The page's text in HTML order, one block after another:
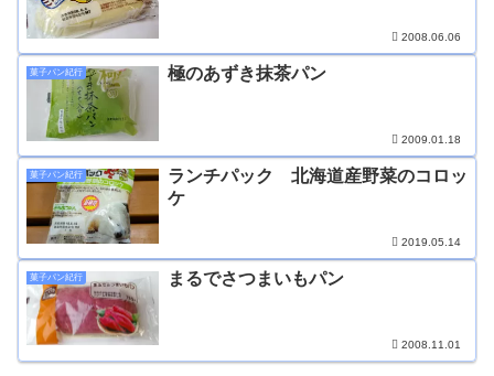
2008.06.06
菓子パン紀行 極のあずき抹茶パン
2009.01.18
菓子パン紀行
ランチパック 北海道産野菜のコロッ
ケ
2019.05.14
菓子パン紀行 まるでさつまいもパン
2008.11.01